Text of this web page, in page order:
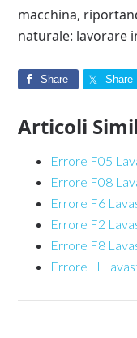
macchina,
naturale: lavorare
Share Share
Articoli
Errore F05
Errore F08
Errore F6
Errore F2
Errore F8
Errore H